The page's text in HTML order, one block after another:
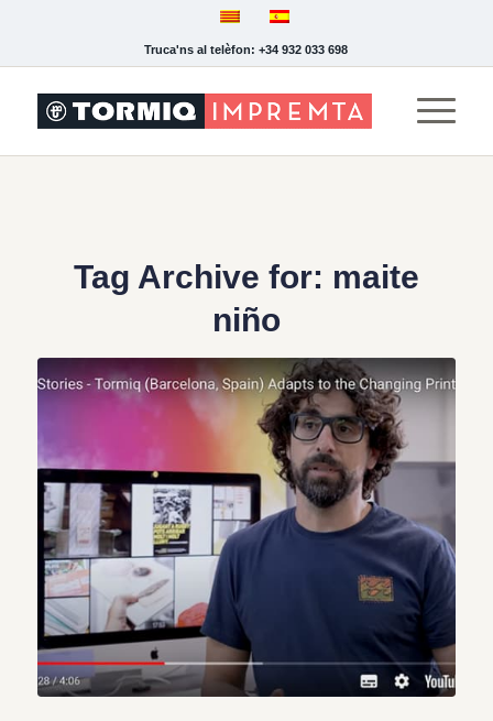
Truca'ns al telèfon: +34 932 033 698
Tag Archive for: maite
niño